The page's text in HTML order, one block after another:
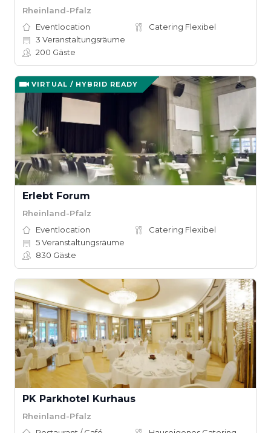
Rheinland-Pfalz
Eventlocation
Catering Flexibel
3 Veranstaltungsräume
200 Gäste
VIRTUAL / HYBRID READY
Erlebt Forum
Rheinland-Pfalz
Eventlocation
Catering Flexibel
5Veranstaltungsräume
830 Gäste
PK Parkhotel Kurhaus
Rheinland-Pfalz